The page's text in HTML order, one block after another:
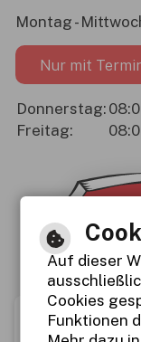
Montag -
Nur mit
Donnerstag:
Freitag:
Auf dieser
Cookies
Funktionen